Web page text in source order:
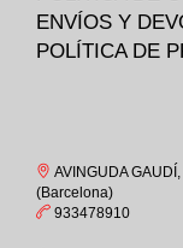
36M
37
38M
EDWARD.S
ST.GALLEN
COIMBRA
CHAMPION
ENVÍOS Y
POLÍTICA DE
AVINGUDA
(Barcelona)
933478910